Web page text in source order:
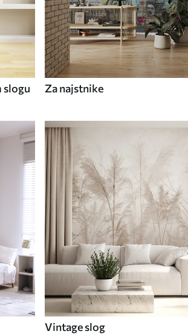
slogu Za najstnike
Vintage slog